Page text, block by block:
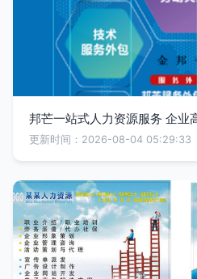
邦芒一站式人力资源服务 企业
更新时间：2026-08-04 05:29:33